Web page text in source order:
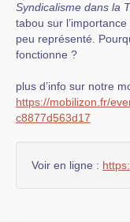
Syndicalisme dans la
tabou sur
peu représenté.
fonctionne ?
plus d’info sur notre
https://mobilizon.fr/
c8877d563d17
Voir en ligne :